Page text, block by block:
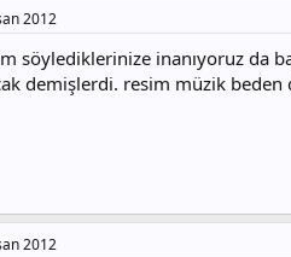
2012
söylediklerinize inanıyoruz da
demişlerdi. resim müzik beden
2012